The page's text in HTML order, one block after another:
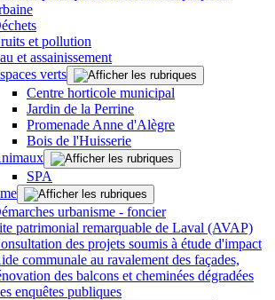
et pollution
et assainissement
verts
Centre horticole municipal
Jardin de la Perrine
Promenade Anne d'Alègre
Bois de l'Huisserie
SPA
urbanisme - foncier
patrimonial remarquable de Laval (AVAP)
des projets soumis à étude d'impact
communale au ravalement des façades,
des balcons et cheminées dégradées
enquêtes publiques